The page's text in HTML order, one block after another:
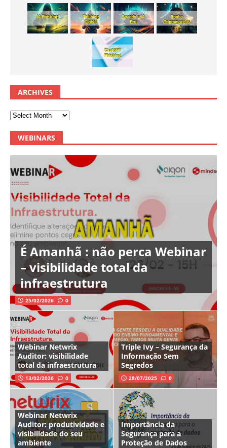
ARCHIVES
WEBINARS
É Amanhã : não perca Webinar
– visibilidade total da
infraestrutura
25/02/2026 0
Webinar Netwrix
Auditor: visibilidade
total da infraestrutura
13/02/2026 0
Triple Ivy – Segurança da
Informação Sem
Segredos
28/07/2025 0
Webinar Netwrix
Auditor: produtividade e
visibilidade do seu
ambiente
Importância da
Segurança para a
Proteção de Dados